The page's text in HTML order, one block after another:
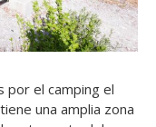
el camping el
una amplia zona